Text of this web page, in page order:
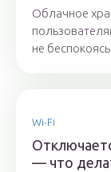
Облачное
не
Wi-Fi
— что